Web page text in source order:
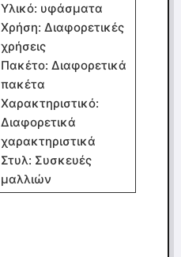
Υλικό: υφάσματα
Χρήση: Διαφορετικές
χρήσεις
Πακέτο: Διαφορετικά
πακέτα
Χαρακτηριστικό:
Διαφορετικά
χαρακτηριστικά
Στυλ: Συσκευές
μαλλιών